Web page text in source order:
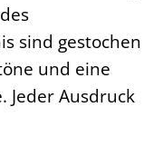
sind gestochen
und eine
Jeder Ausdruck